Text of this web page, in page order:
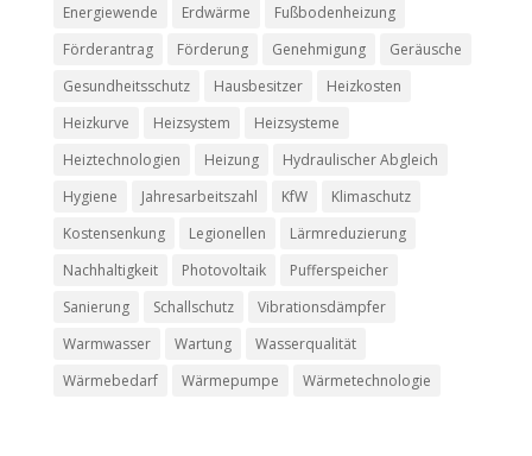
Energiewende
Erdwärme
Fußbodenheizung
Förderantrag
Förderung Genehmigung
Geräusche
Gesundheitsschutz
Hausbesitzer
Heizkosten
Heizkurve
Heizsystem
Heizsysteme
Heiztechnologien
Heizung
Hydraulischer Abgleich
Hygiene
Jahresarbeitszahl KfW
Klimaschutz
Kostensenkung
Legionellen
Lärmreduzierung
Nachhaltigkeit
Photovoltaik
Pufferspeicher
Sanierung
Schallschutz
Vibrationsdämpfer
Warmwasser
Wartung
Wasserqualität
Wärmebedarf
Wärmepumpe Wärmetechnologie